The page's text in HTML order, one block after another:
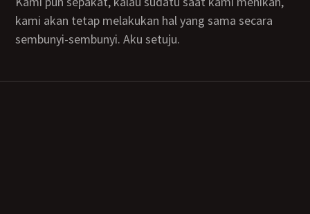
kami akan tetap melakukan hal yang sama secara
sembunyi-sembunyi. Aku setuju.